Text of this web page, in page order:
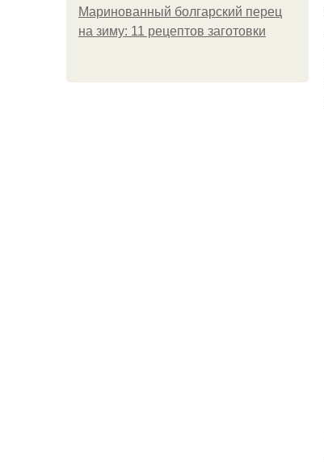
Маринованный болгарский перец
на зиму: 11 рецептов заготовки